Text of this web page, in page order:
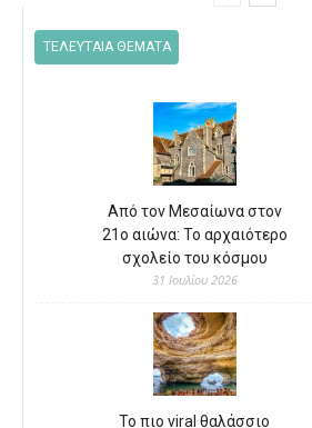
ΤΕΛΕΥΤΑΙΑ ΘΕΜΑΤΑ
Από τον Μεσαίωνα στον
21ο αιώνα: Το αρχαιότερο
σχολείο του κόσμου
31 Ιουλίου 2026
Το πιο viral θαλάσσιο